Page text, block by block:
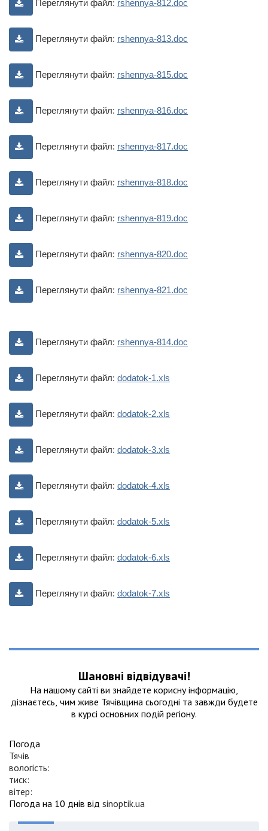
Переглянути файл: rshennya-812.doc
Переглянути файл: rshennya-813.doc
Переглянути файл: rshennya-815.doc
Переглянути файл: rshennya-816.doc
Переглянути файл: rshennya-817.doc
Переглянути файл: rshennya-818.doc
Переглянути файл: rshennya-819.doc
Переглянути файл: rshennya-820.doc
Переглянути файл: rshennya-821.doc
Переглянути файл: rshennya-814.doc
Переглянути файл: dodatok-1.xls
Переглянути файл: dodatok-2.xls
Переглянути файл: dodatok-3.xls
Переглянути файл: dodatok-4.xls
Переглянути файл: dodatok-5.xls
Переглянути файл: dodatok-6.xls
Переглянути файл: dodatok-7.xls
Шановні відвідувачі!
На нашому сайтi ви знайдете корисну інформацію,
дізнаєтесь, чим живе Тячівщина сьогодні та завжди будете
в курсі основних подій регіону.
Погода
Тячів
вологість:
тиск:
вітер:
Погода на 10 днів від sinoptik.ua